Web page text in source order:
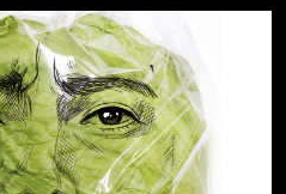
藤原龍也本人：
危機， 能否借你的臉一
託我。 我回：「可以
了「出臉」的工作。 為什
等大家來的。
近年來的酷暑，